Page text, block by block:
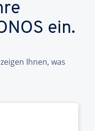
ein.
Ihnen, was